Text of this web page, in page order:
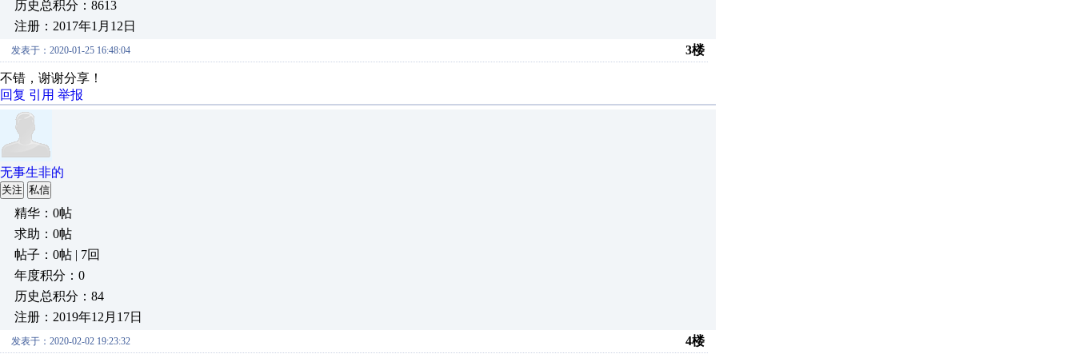
历史总积分：8613
注册：2017年1月12日
发表于：2020-01-25 16:48:04 3楼
不错，谢谢分享！
回复 引用 举报
无事生非的
关注 私信
精华：0帖
求助：0帖
帖子：0帖 | 7回
年度积分：0
历史总积分：84
注册：2019年12月17日
发表于：2020-02-02 19:23:32 4楼